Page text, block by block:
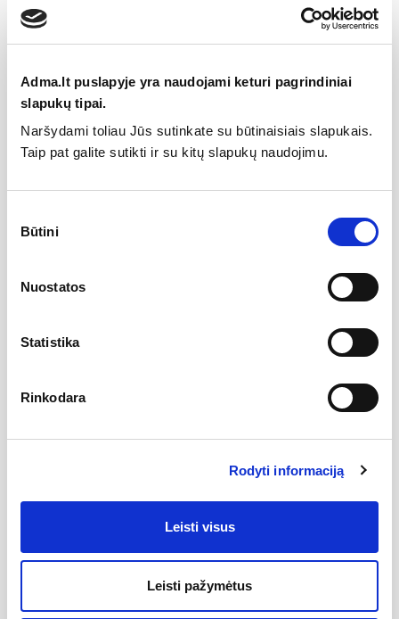
Adma.lt puslapyje yra naudojami keturi pagrindiniai
slapukų tipai.
Naršydami toliau Jūs sutinkate su būtinaisiais slapukais.
Taip pat galite sutikti ir su kitų slapukų naudojimu.
pasirinkimas
Būtini
Nuostatos
Statistika
Rinkodara
Rodyti informaciją
Leisti visus
Leisti pažymėtus
Specifikacija
Galia šildymui, kW 22
Galia šaldymui, kW
Svoris, kg
Efektyvumo klasė, patalpų
šildymas 35 °C
Aprašymas
• Iš anksto užpildytas aušinimo skystis R32;
• Nuotolinio valdymo pultas (su chronotermostato funkcija)
• Su išoriniu zondu, kondensato išleidimo jungtimi, „Y“ filtru, 3